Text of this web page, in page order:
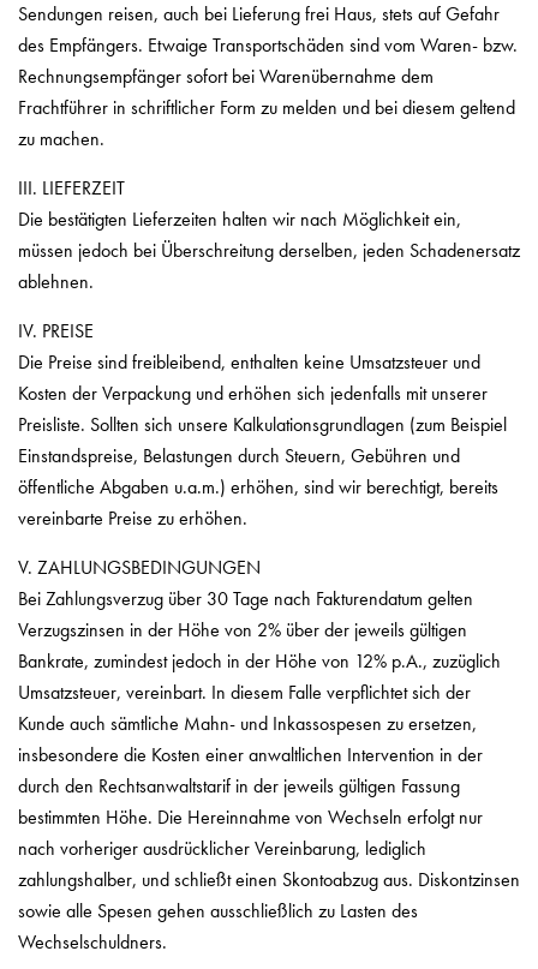
Sendungen reisen, auch bei Lieferung frei Haus, stets auf Gefahr
des Empfängers. Etwaige Transportschäden sind vom Waren- bzw.
Rechnungsempfänger sofort bei Warenübernahme dem
Frachtführer in schriftlicher Form zu melden und bei diesem geltend
zu machen.
III. LIEFERZEIT
Die bestätigten Lieferzeiten halten wir nach Möglichkeit ein,
müssen jedoch bei Überschreitung derselben, jeden Schadenersatz
ablehnen.
IV. PREISE
Die Preise sind freibleibend, enthalten keine Umsatzsteuer und
Kosten der Verpackung und erhöhen sich jedenfalls mit unserer
Preisliste. Sollten sich unsere Kalkulationsgrundlagen (zum Beispiel
Einstandspreise, Belastungen durch Steuern, Gebühren und
öffentliche Abgaben u.a.m.) erhöhen, sind wir berechtigt, bereits
vereinbarte Preise zu erhöhen.
V. ZAHLUNGSBEDINGUNGEN
Bei Zahlungsverzug über 30 Tage nach Fakturendatum gelten
Verzugszinsen in der Höhe von 2% über der jeweils gültigen
Bankrate, zumindest jedoch in der Höhe von 12% p.A., zuzüglich
Umsatzsteuer, vereinbart. In diesem Falle verpflichtet sich der
Kunde auch sämtliche Mahn- und Inkassospesen zu ersetzen,
insbesondere die Kosten einer anwaltlichen Intervention in der
durch den Rechtsanwaltstarif in der jeweils gültigen Fassung
bestimmten Höhe. Die Hereinnahme von Wechseln erfolgt nur
nach vorheriger ausdrücklicher Vereinbarung, lediglich
zahlungshalber, und schließt einen Skontoabzug aus. Diskontzinsen
sowie alle Spesen gehen ausschließlich zu Lasten des
Wechselschuldners.